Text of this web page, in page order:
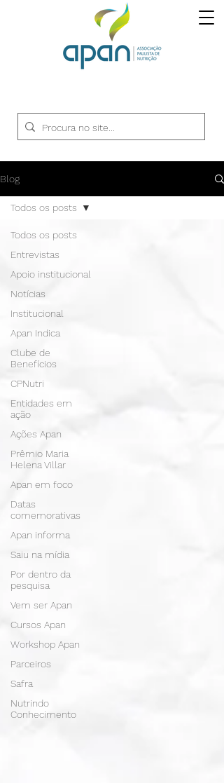
Blog
Todos os posts
Entrevistas
Apoio institucional
Notícias
Institucional
Apan Indica
Clube de
Benefícios
CPNutri
Entidades em
ação
Ações Apan
Prêmio Maria
Helena Villar
Apan em foco
Datas
comemorativas
Apan informa
Saiu na mídia
Por dentro da
pesquisa
Vem ser Apan
Cursos Apan
Workshop Apan
Parceiros
Safra
Nutrindo
Conhecimento
Todos os posts